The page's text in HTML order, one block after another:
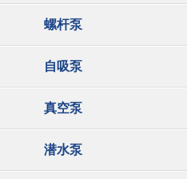
螺杆泵
自吸泵
真空泵
潜水泵